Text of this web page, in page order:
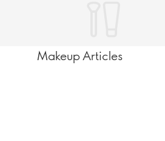
Makeup Articles